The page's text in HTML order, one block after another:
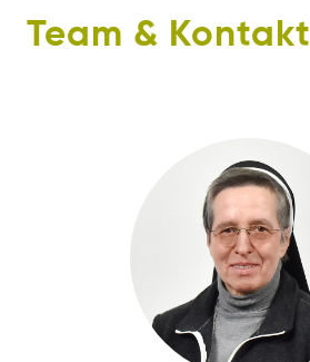
Team & Kontakt